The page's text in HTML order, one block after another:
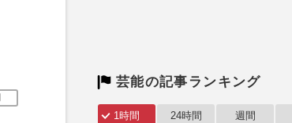
芸能の記事ランキング
1時間 24時間 週間